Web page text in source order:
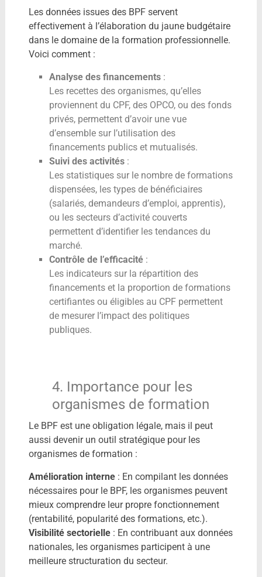
Les données issues des BPF servent
effectivement à l’élaboration du jaune budgétaire
dans le domaine de la formation professionnelle.
Voici comment :
Analyse des financements:
Les recettes des organismes, qu’elles
proviennent du CPF, des OPCO, ou des fonds
privés, permettent d’avoir une vue
d’ensemble sur l’utilisation des
financements publics et mutualisés.
Suivi des activités:
Les statistiques sur le nombre de formations
dispensées, les types de bénéficiaires
(salariés, demandeurs d’emploi, apprentis),
ou les secteurs d’activité couverts
permettent d’identifier les tendances du
marché.
Contrôle de l’efficacité:
Les indicateurs sur la répartition des
financements et la proportion de formations
certifiantes ou éligibles au CPF permettent
de mesurer l’impact des politiques
publiques.
4. Importance pour les
organismes de formation
Le BPF est une obligation légale, mais il peut
aussi devenir un outil stratégique pour les
organismes de formation :
Amélioration interne: En compilant les données
nécessaires pour le BPF, les organismes peuvent
mieux comprendre leur propre fonctionnement
(rentabilité, popularité des formations, etc.).
Visibilité sectorielle: En contribuant aux données
nationales, les organismes participent à une
meilleure structuration du secteur.